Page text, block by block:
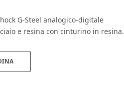
G-Steel analogico-digitale
e resina con cinturino in resina.